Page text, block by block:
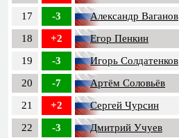
17
-3 Александр Ваганов
18
+2 Егор Пенкин
19
-3 Игорь Солдатенков
20
-7 Артём Соловьёв
21
+2 Сергей Чурсин
22
-3 Дмитрий Учуев